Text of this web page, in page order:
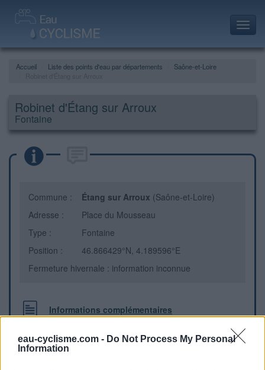
eau-cyclisme.com - Do Not Process My Personal
Information
Accueil Liste des points d'eau par départements
Saône-et-Loire
Robinet d'Étang sur Arroux
Fontaine
Commune : Étang sur Arroux (Saône-et-Loire)
Adresse :
Place du Mousseau
Type :
Fontaine
Position :
46.866429°N, 4.189596°E
Fermeture hivernale : information inconnue
Informations complémentaires
Point de remplissage de camping car. Vous trouverez des
WC plublics à 20m